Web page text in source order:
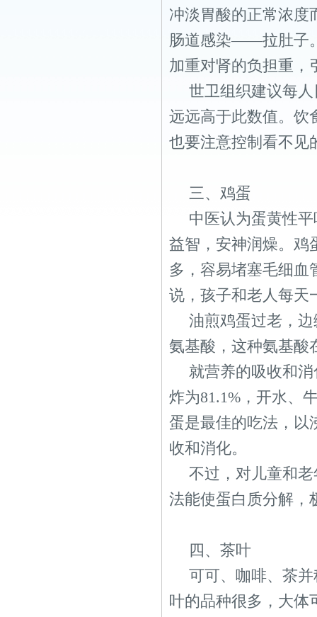
冲淡胃酸的正常浓度
肠道感染——拉肚子
加重对肾的负担重，
世卫组织建议每
远远高于此数值。饮
也要注意控制看不见
三、鸡蛋
中医认为蛋黄性
益智，安神润燥。鸡
多，容易堵塞毛细血
说，孩子和老人每天
油煎鸡蛋过老，
氨基酸，这种氨基酸
就营养的吸收和
炸为81.1%，开水、
蛋是最佳的吃法，以
收和消化。
不过，对儿童和
法能使蛋白质分解，
四、茶叶
可可、咖啡、茶
叶的品种很多，大体